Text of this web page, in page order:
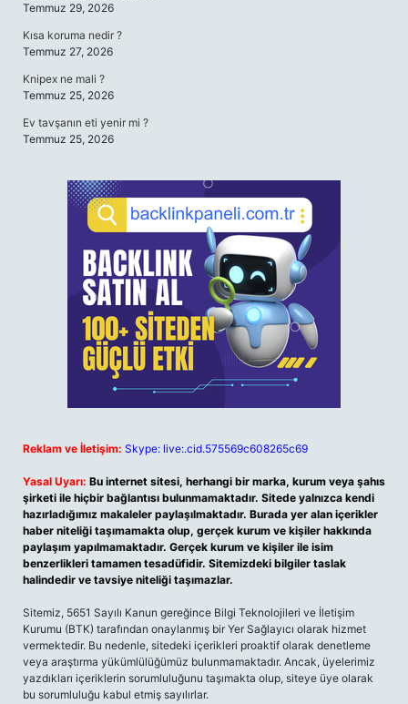
Temmuz 29, 2026
Kısa koruma nedir ?
Temmuz 27, 2026
Knipex ne mali ?
Temmuz 25, 2026
Ev tavşanın eti yenir mi ?
Temmuz 25, 2026
Reklam ve İletişim: Skype: live:.cid.575569c608265c69
Yasal Uyarı: Bu internet sitesi, herhangi bir marka, kurum veya şahıs
şirketi ile hiçbir bağlantısı bulunmamaktadır. Sitede yalnızca kendi
hazırladığımız makaleler paylaşılmaktadır. Burada yer alan içerikler
haber niteliği taşımamakta olup, gerçek kurum ve kişiler hakkında
paylaşım yapılmamaktadır. Gerçek kurum ve kişiler ile isim
benzerlikleri tamamen tesadüfidir. Sitemizdeki bilgiler taslak
halindedir ve tavsiye niteliği taşımazlar.
Sitemiz, 5651 Sayılı Kanun gereğince Bilgi Teknolojileri ve İletişim
Kurumu (BTK) tarafından onaylanmış bir Yer Sağlayıcı olarak hizmet
vermektedir. Bu nedenle, sitedeki içerikleri proaktif olarak denetleme
veya araştırma yükümlülüğümüz bulunmamaktadır. Ancak, üyelerimiz
yazdıkları içeriklerin sorumluluğunu taşımakta olup, siteye üye olarak
bu sorumluluğu kabul etmiş sayılırlar.